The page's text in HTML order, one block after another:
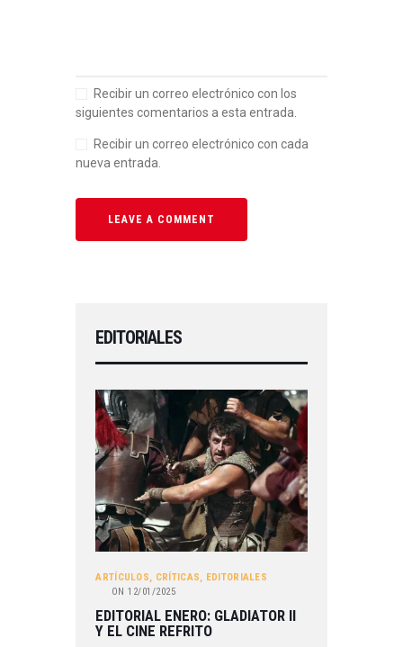
Recibir un correo electrónico con los
siguientes comentarios a esta entrada.
Recibir un correo electrónico con cada
nueva entrada.
EDITORIALES
ARTÍCULOS, CRÍTICAS, EDITORIALES
ON 12/01/2025
EDITORIAL ENERO: GLADIATOR II
Y EL CINE REFRITO